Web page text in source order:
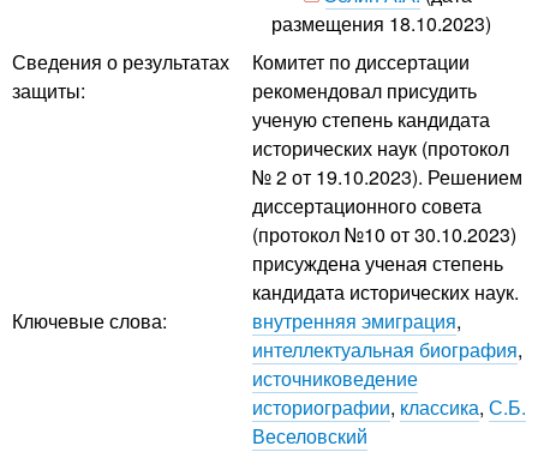
размещения 18.10.2023)
Сведения о результатах
защиты:
Комитет по диссертации
рекомендовал присудить
ученую степень кандидата
исторических наук (протокол
№ 2 от 19.10.2023). Решением
диссертационного совета
(протокол №10 от 30.10.2023)
присуждена ученая степень
кандидата исторических наук.
Ключевые слова:
внутренняя эмиграция,
интеллектуальная биография,
источниковедение
историографии, классика, С.Б.
Веселовский